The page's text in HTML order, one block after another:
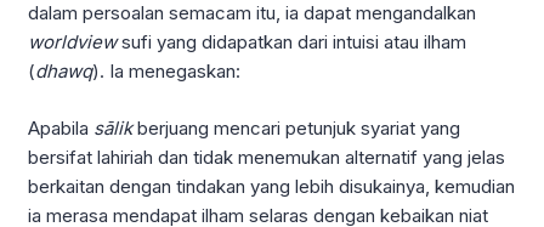
dalam persoalan semacam itu, ia dapat mengandalkan
worldviewsufi yang didapatkan dari intuisi atau ilham
(dhawq). Ia menegaskan:
Apabila sālikberjuang mencari petunjuk syariat yang
bersifat lahiriah dan tidak menemukan alternatif yang jelas
berkaitan dengan tindakan yang lebih disukainya, kemudian
ia merasa mendapat ilham selaras dengan kebaikan niat